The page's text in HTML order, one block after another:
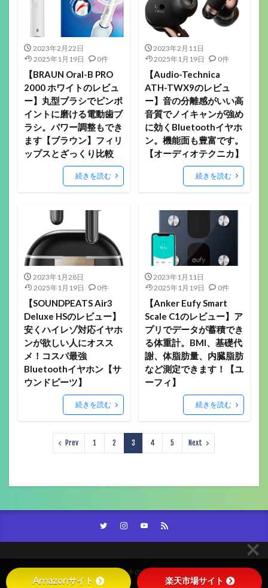
2023年2月22日
2025年1月19日
0件
【BRAUN Oral-B PRO
2000 ホワイトのレビュ
ー】丸型ブラシでピンポ
イントに磨ける電動歯ブ
ラシ。パワー調整もでき
ます【ブラウン】フィリ
ップスとざっくり比較
続きを読む
2023年2月11日
2025年1月19日
0件
【Audio-Technica
ATH-TWX9のレビュ
ー】音の分離感がいい高
音質でノイキャンが強め
に効くBluetoothイヤホ
ン。機能面も豊富です。
【オーディオテクニカ】
続きを読む
2023年1月28日
2025年1月19日
0件
【SOUNDPEATS Air3
Deluxe HSのレビュー】
安くハイレゾ対応イヤホ
ンが欲しい人にオスス
メ！コスパ最強
Bluetoothイヤホン【サ
ウンドピーツ】
続きを読む
2023年1月11日
2025年1月19日
0件
【Anker Eufy Smart
Scale C1のレビュー】ア
プリでデータが蓄積でき
る体重計。BMI、基礎代
謝、体脂肪量、内臓脂肪
など測定できます！【ユ
ーフィ】
続きを読む
Prev 1 2 3 4 5 Next
スズミチのガジェットブログ。。。
Amazonサイト 楽天市場サイト